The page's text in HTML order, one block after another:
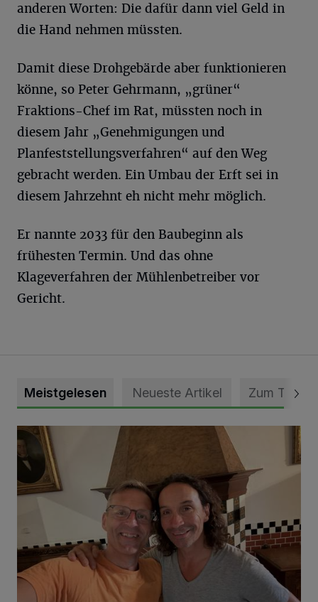
anderen Worten: Die dafür dann viel Geld in
die Hand nehmen müssten.
Damit diese Drohgebärde aber funktionieren
könne, so Peter Gehrmann, „grüner“
Fraktions-Chef im Rat, müssten noch in
diesem Jahr „Genehmigungen und
Planfeststellungsverfahren“ auf den Weg
gebracht werden. Ein Umbau der Erft sei in
diesem Jahrzehnt eh nicht mehr möglich.
Er nannte 2033 für den Baubeginn als
frühesten Termin. Und das ohne
Klageverfahren der Mühlenbetreiber vor
Gericht.
Meistgelesen Neueste Artikel Zum Thema
„Loss dir nix jefalle“ in 7 Tage 1 Song